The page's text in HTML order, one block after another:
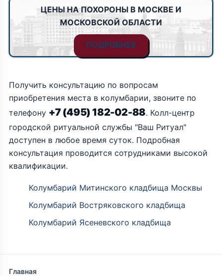
ЦЕНЫ НА ПОХОРОНЫ В МОСКВЕ И
МОСКОВСКОЙ ОБЛАСТИ
ПОДРОБНЕЕ
Получить консультацию по вопросам
приобретения места в колумбарии, звоните по
телефону +7 (495) 182-02-88. Колл-центр
городской ритуальной службы "Ваш Ритуал"
доступен в любое время суток. Подробная
консультация проводится сотрудниками высокой
квалификации.
Колумбарий Митинского кладбища Москвы
Колумбарий Востряковского кладбища
Колумбарий Ясеневского кладбища
Главная